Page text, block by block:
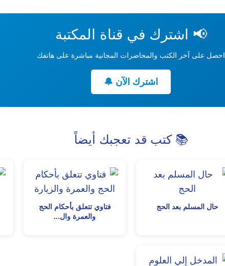
📢 اشترك في قناة المكتبة
احصل على آخر الكتب والمحاضرات المجانية مباشرة على هاتفك
اشترك الآن 🔔
📚 كتب قد تعجبك أيضاً
حال المسلم بعد الحج
فتاوي تتعلق بأحكام الحج
والعمرة وال...